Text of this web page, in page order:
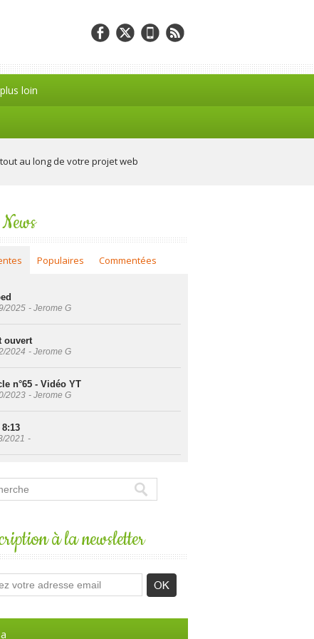
loin
au long de votre projet web
Populaires Commentées
2025 - Jerome G
ouvert
2024 - Jerome G
n°65 - Vidéo YT
2023 - Jerome G
8:13
2021 -
à la newsletter